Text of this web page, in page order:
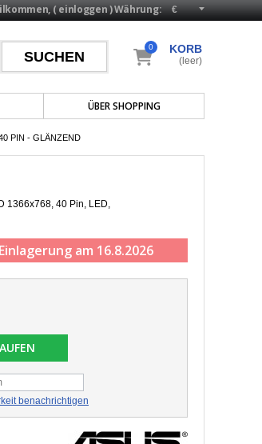
Währung:
(einloggen)
ÜBER SHOPPING
KORB
0
(leer)
PIN - GLÄNZEND
1366x768, 40 Pin, LED,
Einlagerung am 16.8.2026
benachrichtigen